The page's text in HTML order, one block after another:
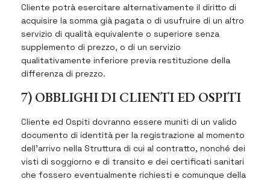
Cliente potrà esercitare alternativamente il diritto di
acquisire la somma già pagata o di usufruire di un altro
servizio di qualità equivalente o superiore senza
supplemento di prezzo, o di un servizio
qualitativamente inferiore previa restituzione della
differenza di prezzo.
7) OBBLIGHI DI CLIENTI ED OSPITI
Cliente ed Ospiti dovranno essere muniti di un valido
documento di identità per la registrazione al momento
dell’arrivo nella Struttura di cui al contratto, nonché dei
visti di soggiorno e di transito e dei certificati sanitari
che fossero eventualmente richiesti e comunque della